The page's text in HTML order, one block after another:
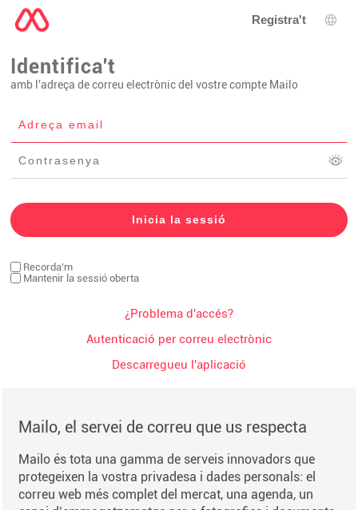
Registra't
Identifica't
amb l'adreça de correu electrònic del vostre compte Mailo
Recorda'm
Mantenir la sessió oberta
¿Problema d'accés?
Autenticació per correu electrònic
Descarregueu l'aplicació
Mailo, el servei de correu que us respecta
Mailo és tota una gamma de serveis innovadors que
protegeixen la vostra privadesa i dades personals: el
correu web més complet del mercat, una agenda, un